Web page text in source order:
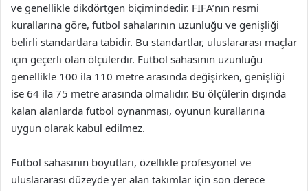
ve genellikle dikdörtgen biçimindedir. FIFA’nın resmi
kurallarına göre, futbol sahalarının uzunluğu ve genişliği
belirli standartlara tabidir. Bu standartlar, uluslararası maçlar
için geçerli olan ölçülerdir. Futbol sahasının uzunluğu
genellikle 100 ila 110 metre arasında değişirken, genişliği
ise 64 ila 75 metre arasında olmalıdır. Bu ölçülerin dışında
kalan alanlarda futbol oynanması, oyunun kurallarına
uygun olarak kabul edilmez.
Futbol sahasının boyutları, özellikle profesyonel ve
uluslararası düzeyde yer alan takımlar için son derece